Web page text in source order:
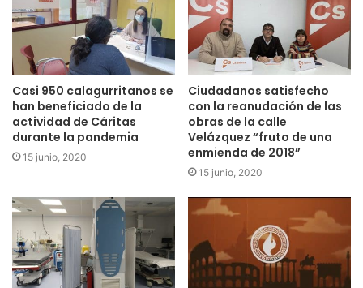
Casi 950 calagurritanos se
han beneficiado de la
actividad de Cáritas
durante la pandemia
15 junio, 2020
Ciudadanos satisfecho
con la reanudación de las
obras de la calle
Velázquez “fruto de una
enmienda de 2018”
15 junio, 2020